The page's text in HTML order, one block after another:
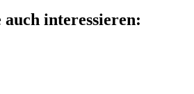
auch interessieren: